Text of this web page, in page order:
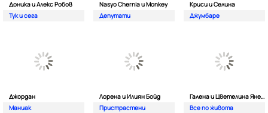
Доника и Алекс Робов
Тук и сега
Nasyo Chernia и Monkey
Депутати
Криси и Селина
Джумбаре
Джордан
Маниак
Лорена и Илиян Бойд
Пристрастени
Галена и Цветелина Янева
Все по живота